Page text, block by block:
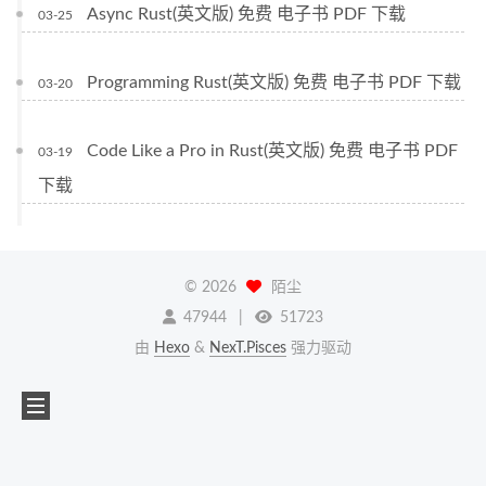
03-25 Async Rust(英文版) 免费 电子书 PDF 下载
03-20 Programming Rust(英文版) 免费 电子书 PDF 下载
03-19
Code Like a Pro in Rust(英文版) 免费 电子书 PDF
下载
© 2026
陌尘
47944
51723
由 Hexo & NexT.Pisces 强力驱动